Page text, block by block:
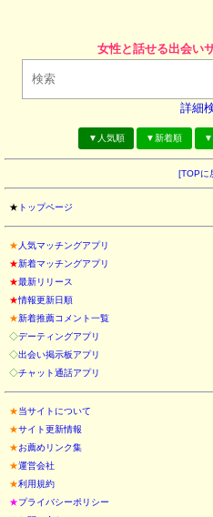
女性と話せる出会い
詳細
▼人気順 ▼新着順 ▼
[TOPに
★ トップページ
★ 人気マッチングアプリ
★新着マッチングアプリ
★最新リリース
★情報更新日順
★新着推薦コメント一覧
◇デーティングアプリ
◇出会い掲示板アプリ
◇チャット通話アプリ
★当サイトについて
★サイト更新情報
★お薦めリンク集
★運営会社
★利用規約
★プライバシーポリシー